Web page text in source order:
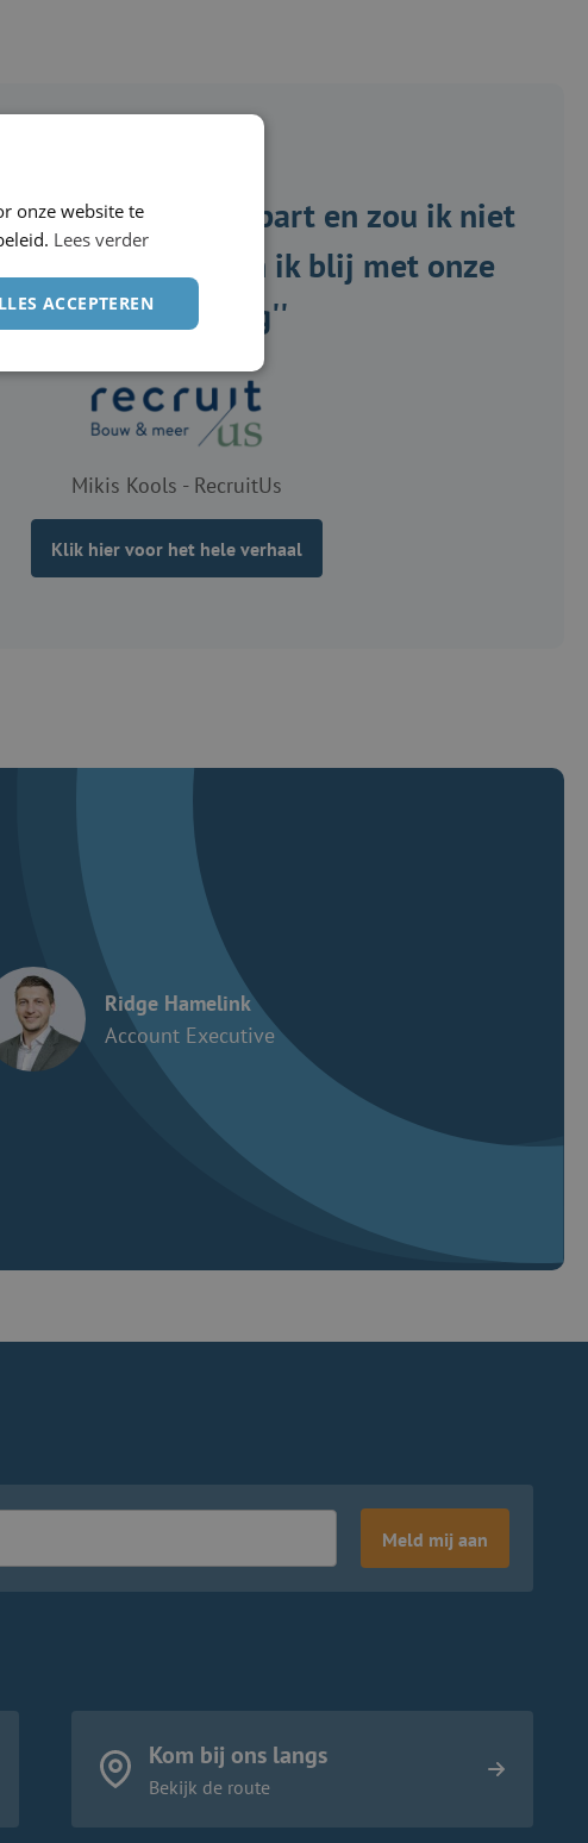
echt een vak apart en zou ik niet
daarom ben ik blij met onze
samenwerking''
Mikis Kools - RecruitUs
Klik hier voor het hele verhaal
Ridge Hamelink
Account Executive
Meld mij aan
Kom bij ons langs
Bekijk de route
onze website te
Lees verder
ACCEPTEREN